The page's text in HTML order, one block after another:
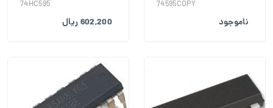
74595COPY
ناموجود
74HC595
602,200 ریال